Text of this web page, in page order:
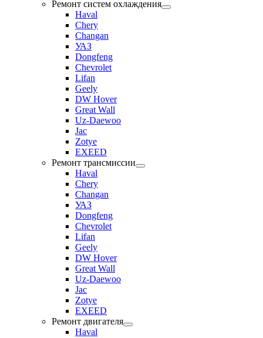
Ремонт систем охлаждения
Haval
Chery
Changan
УАЗ
Dongfeng
Chevrolet
Lifan
Geely
DW Hover
Great Wall
Uz-Daewoo
Jac
Zotye
EXEED
Ремонт трансмиссии
Haval
Chery
Changan
УАЗ
Dongfeng
Chevrolet
Lifan
Geely
DW Hover
Great Wall
Uz-Daewoo
Jac
Zotye
EXEED
Ремонт двигателя
Haval